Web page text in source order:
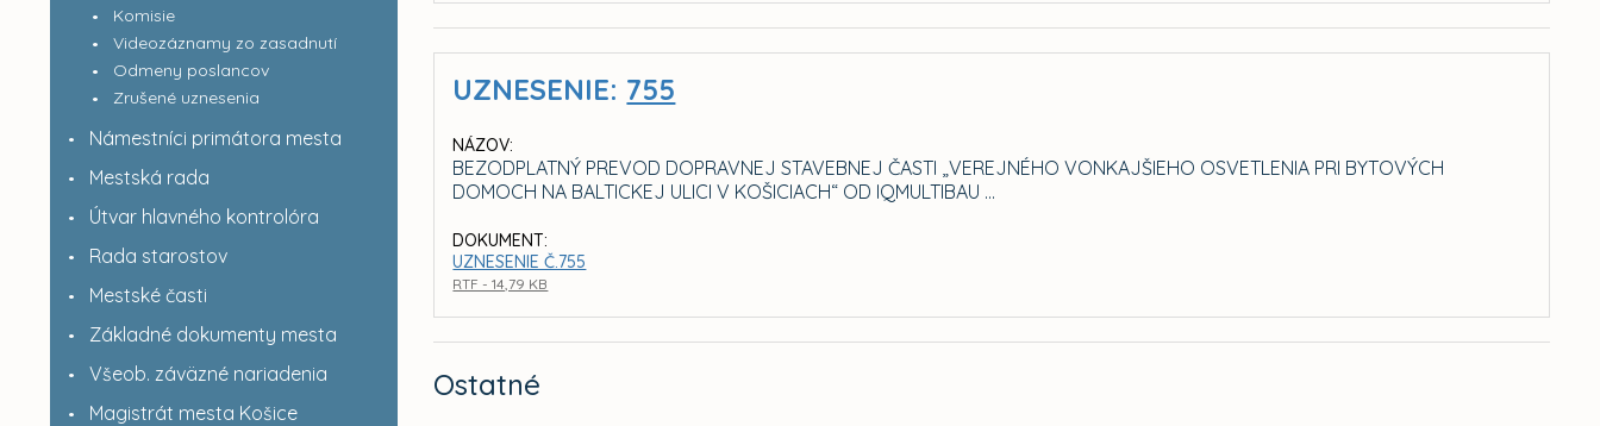
Komisie
Videozáznamy zo zasadnutí
Odmeny poslancov
Zrušené uznesenia
Námestníci primátora mesta
Mestská rada
Útvar hlavného kontrolóra
Rada starostov
Mestské časti
Základné dokumenty mesta
Všeob. záväzné nariadenia
Magistrát mesta Košice
UZNESENIE: 755
NÁZOV:
BEZODPLATNÝ PREVOD DOPRAVNEJ STAVEBNEJ ČASTI „VEREJNÉHO VONKAJŠIEHO OSVETLENIA PRI BYTOVÝCH
DOMOCH NA BALTICKEJ ULICI V KOŠICIACH“ OD IQMULTIBAU ...
DOKUMENT:
UZNESENIE Č.755
RTF - 14,79 KB
Ostatné